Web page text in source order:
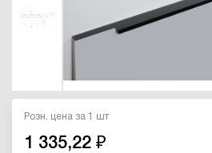
Розн. цена за 1 шт
1 335,22 ₽